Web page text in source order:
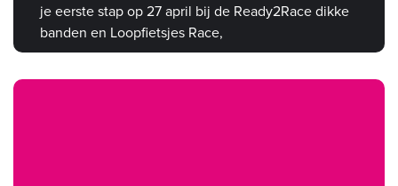
je eerste stap op 27 april bij de Ready2Race dikke
banden en Loopfietsjes Race,